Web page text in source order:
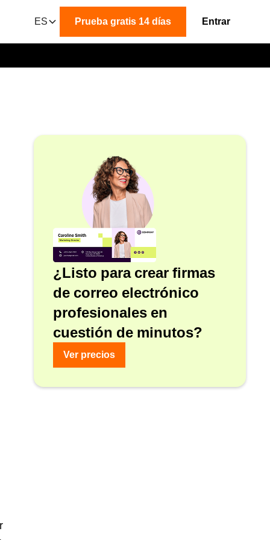
ES Prueba gratis 14 días Entrar
¿Listo para crear firmas
de correo electrónico
profesionales en
cuestión de minutos?
Ver precios